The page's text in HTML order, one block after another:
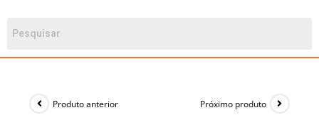
Produto anterior Próximo produto